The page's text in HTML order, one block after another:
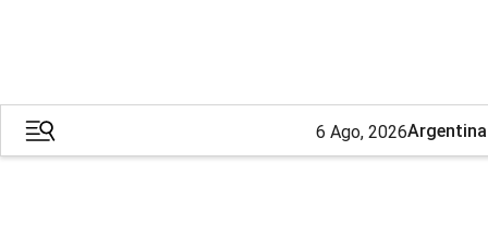
6 Ago, 2026Argentina